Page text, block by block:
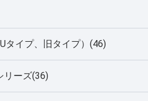
タイプ、旧タイプ）(46)
リーズ(36)